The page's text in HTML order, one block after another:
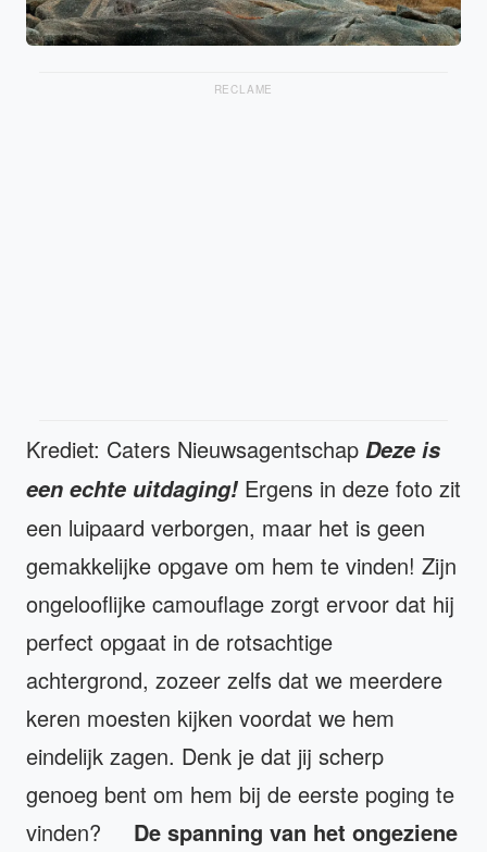
RECLAME
Krediet: Caters Nieuwsagentschap Deze is
een echte uitdaging! Ergens in deze foto zit
een luipaard verborgen, maar het is geen
gemakkelijke opgave om hem te vinden! Zijn
ongelooflijke camouflage zorgt ervoor dat hij
perfect opgaat in de rotsachtige
achtergrond, zozeer zelfs dat we meerdere
keren moesten kijken voordat we hem
eindelijk zagen. Denk je dat jij scherp
genoeg bent om hem bij de eerste poging te
vinden? De spanning van het ongeziene